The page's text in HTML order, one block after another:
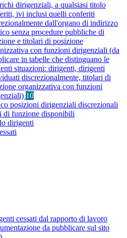
dirigenziali, a qualsiasi titolo
ivi inclusi quelli conferiti
dall'organo di indirizzo
senza procedure pubbliche di
e titolari di posizione
con funzioni dirigenziali (da
in tabelle che distinguano le
situazioni: dirigenti, dirigenti
discrezionalmente, titolari di
organizzativa con funzioni
10
posizioni dirigenziali discrezionali
di funzione disponibili
dirigenti
cessati dal rapporto di lavoro
da pubblicare sul sito